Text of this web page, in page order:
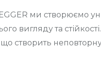
ми створюємо
вигляду та
створить